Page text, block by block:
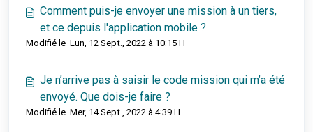
Comment puis-je envoyer une mission à un tiers,
et ce depuis l'application mobile ?
Modifié le Lun, 12 Sept., 2022 à 10:15 H
Je n’arrive pas à saisir le code mission qui m’a été
envoyé. Que dois-je faire ?
Modifié le Mer, 14 Sept., 2022 à 4:39 H